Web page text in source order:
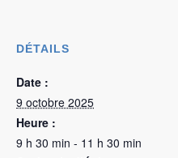
DÉTAILS
Date :
9 octobre 2025
Heure :
9 h 30 min - 11 h 30 min